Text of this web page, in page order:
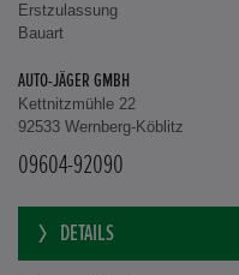
Erstzulassung
Bauart
AUTO-JÄGER GMBH
Kettnitzmühle 22
92533 Wernberg-Köblitz
09604-92090
DETAILS